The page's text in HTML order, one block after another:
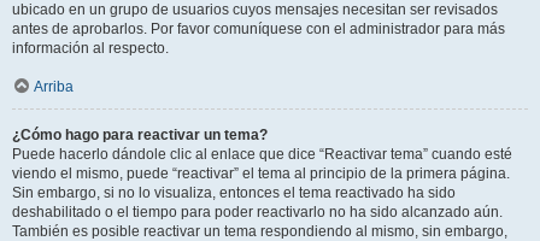
ubicado en un grupo de usuarios cuyos mensajes necesitan ser revisados
antes de aprobarlos. Por favor comuníquese con el administrador para más
información al respecto.
Arriba
¿Cómo hago para reactivar un tema?
Puede hacerlo dándole clic al enlace que dice “Reactivar tema” cuando esté
viendo el mismo, puede “reactivar” el tema al principio de la primera página.
Sin embargo, si no lo visualiza, entonces el tema reactivado ha sido
deshabilitado o el tiempo para poder reactivarlo no ha sido alcanzado aún.
También es posible reactivar un tema respondiendo al mismo, sin embargo,